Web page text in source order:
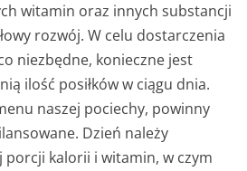
witamin oraz innych substancji
rozwój. W celu dostarczenia
niezbędne, konieczne jest
ilość posiłków w ciągu dnia.
naszej pociechy, powinny
Dzień należy
kalorii i witamin, w czym